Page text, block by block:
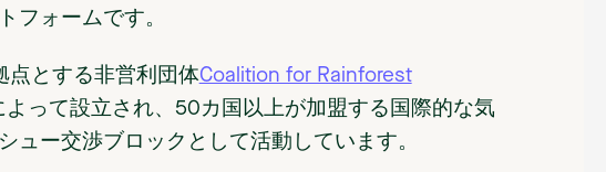
フォームです。
点とする非営利団体Coalition for Rainforest
よって設立され、50カ国以上が加盟する国際的な気
ュー交渉ブロックとして活動しています。